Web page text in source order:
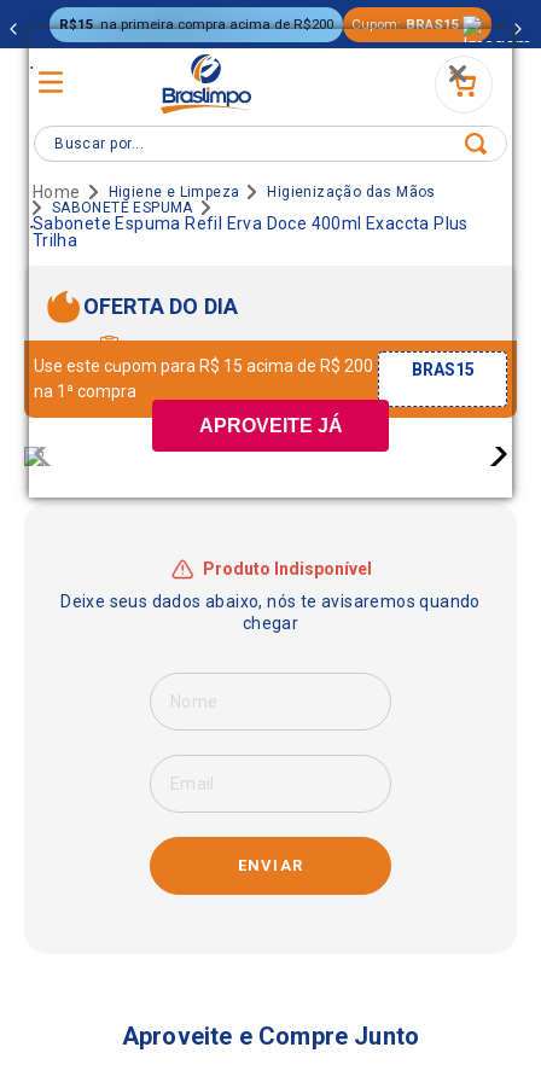
.
.
APROVEITE JÁ
R$15 na primeira compra acima de R$200 Cupom: BRAS15
Buscar por...
Higiene e Limpeza
Higienização das Mãos
SABONETE ESPUMA
Sabonete Espuma Refil Erva Doce 400ml Exaccta Plus
Trilha
OFERTA DO DIA
Use este cupom para R$ 15 acima de R$ 200
na 1ª compra
BRAS15
ENVIAR
Aproveite e Compre Junto